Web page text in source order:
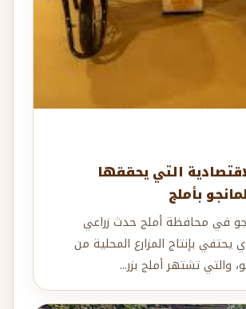
التي يحققها
بأملج
مهرجان المانجو في محافظة أملج حدث زراعي
بإنتاج المزارع المحلية من
والتي تشتهر أملج بزر...